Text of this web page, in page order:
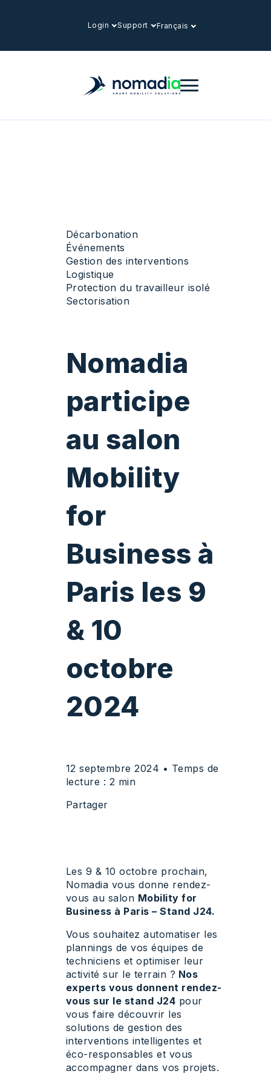
Login Support Français
Décarbonation
Événements
Gestion des interventions
Logistique
Protection du travailleur isolé
Sectorisation
Nomadia
participe
au salon
Mobility
for
Business à
Paris les 9
& 10
octobre
2024
12 septembre 2024 • Temps de
lecture : 2 min
Partager
Les 9 & 10 octobre prochain,
Nomadia vous donne rendez-
vous au salon Mobility for
Business à Paris – Stand J24.
Vous souhaitez automatiser les
plannings de vos équipes de
techniciens et optimiser leur
activité sur le terrain ? Nos
experts vous donnent rendez-
vous sur le stand J24 pour
vous faire découvrir les
solutions de gestion des
interventions intelligentes et
éco-responsables et vous
accompagner dans vos projets.